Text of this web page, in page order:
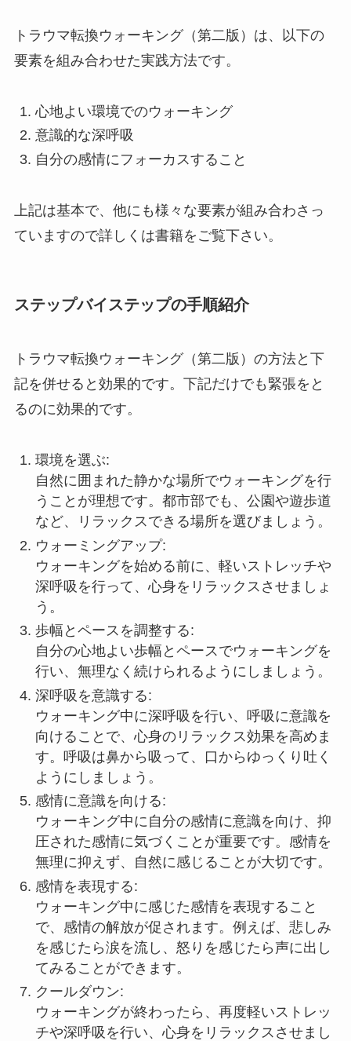
トラウマ転換ウォーキング（第二版）は、以下の
要素を組み合わせた実践方法です。
心地よい環境でのウォーキング
意識的な深呼吸
自分の感情にフォーカスすること
上記は基本で、他にも様々な要素が組み合わさっ
ていますので詳しくは書籍をご覧下さい。
ステップバイステップの手順紹介
トラウマ転換ウォーキング（第二版）の方法と下
記を併せると効果的です。下記だけでも緊張をと
るのに効果的です。
環境を選ぶ:
自然に囲まれた静かな場所でウォーキングを行
うことが理想です。都市部でも、公園や遊歩道
など、リラックスできる場所を選びましょう。
ウォーミングアップ:
ウォーキングを始める前に、軽いストレッチや
深呼吸を行って、心身をリラックスさせましょ
う。
歩幅とペースを調整する:
自分の心地よい歩幅とペースでウォーキングを
行い、無理なく続けられるようにしましょう。
深呼吸を意識する:
ウォーキング中に深呼吸を行い、呼吸に意識を
向けることで、心身のリラックス効果を高めま
す。呼吸は鼻から吸って、口からゆっくり吐く
ようにしましょう。
感情に意識を向ける:
ウォーキング中に自分の感情に意識を向け、抑
圧された感情に気づくことが重要です。感情を
無理に抑えず、自然に感じることが大切です。
感情を表現する:
ウォーキング中に感じた感情を表現すること
で、感情の解放が促されます。例えば、悲しみ
を感じたら涙を流し、怒りを感じたら声に出し
てみることができます。
クールダウン:
ウォーキングが終わったら、再度軽いストレッ
チや深呼吸を行い、心身をリラックスさせまし